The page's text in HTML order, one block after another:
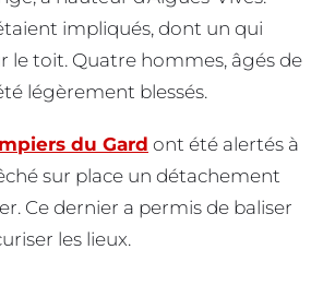
impliqués, dont un qui
le toit. Quatre hommes, âgés de
légèrement blessés.
du Gard ont été alertés à
sur place un détachement
Ce dernier a permis de baliser
les lieux.